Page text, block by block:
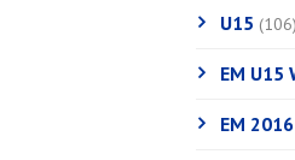
U15 (106)
EM U15
EM